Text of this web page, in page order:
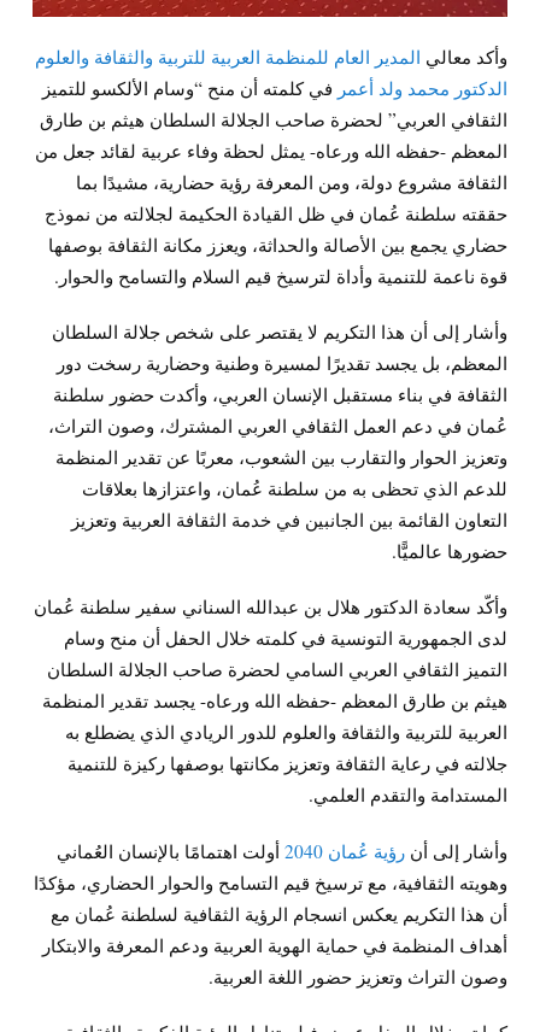
وأكد معالي المدير العام للمنظمة العربية للتربية والثقافة والعلوم
الدكتور محمد ولد أعمر في كلمته أن منح “وسام الألكسو للتميز
الثقافي العربي” لحضرة صاحب الجلالة السلطان هيثم بن طارق
المعظم -حفظه الله ورعاه- يمثل لحظة وفاء عربية لقائد جعل من
الثقافة مشروع دولة، ومن المعرفة رؤية حضارية، مشيدًا بما
حققته سلطنة عُمان في ظل القيادة الحكيمة لجلالته من نموذج
حضاري يجمع بين الأصالة والحداثة، ويعزز مكانة الثقافة بوصفها
قوة ناعمة للتنمية وأداة لترسيخ قيم السلام والتسامح والحوار.
وأشار إلى أن هذا التكريم لا يقتصر على شخص جلالة السلطان
المعظم، بل يجسد تقديرًا لمسيرة وطنية وحضارية رسخت دور
الثقافة في بناء مستقبل الإنسان العربي، وأكدت حضور سلطنة
عُمان في دعم العمل الثقافي العربي المشترك، وصون التراث،
وتعزيز الحوار والتقارب بين الشعوب، معربًا عن تقدير المنظمة
للدعم الذي تحظى به من سلطنة عُمان، واعتزازها بعلاقات
التعاون القائمة بين الجانبين في خدمة الثقافة العربية وتعزيز
حضورها عالميًّا.
وأكّد سعادة الدكتور هلال بن عبدالله السناني سفير سلطنة عُمان
لدى الجمهورية التونسية في كلمته خلال الحفل أن منح وسام
التميز الثقافي العربي السامي لحضرة صاحب الجلالة السلطان
هيثم بن طارق المعظم -حفظه الله ورعاه- يجسد تقدير المنظمة
العربية للتربية والثقافة والعلوم للدور الريادي الذي يضطلع به
جلالته في رعاية الثقافة وتعزيز مكانتها بوصفها ركيزة للتنمية
المستدامة والتقدم العلمي.
وأشار إلى أن رؤية عُمان 2040
أولت اهتمامًا بالإنسان العُماني
وهويته الثقافية، مع ترسيخ قيم التسامح والحوار الحضاري، مؤكدًا
أن هذا التكريم يعكس انسجام الرؤية الثقافية لسلطنة عُمان مع
أهداف المنظمة في حماية الهوية العربية ودعم المعرفة والابتكار
وصون التراث وتعزيز حضور اللغة العربية.